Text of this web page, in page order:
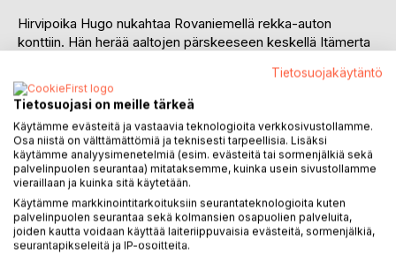
Hirvipoika Hugo nukahtaa Rovaniemellä rekka-auton
konttiin. Hän herää aaltojen pärskeeseen keskellä Itämerta
Bechersbachin pikkukaupungissa Hugo onnekseen tutustuu
Hansiin ja Horstiin, iloisiin sammakkoveljeksiin. Mutta kuinka
päästä takaisin kotiin? Ei ole helppoa olla eksynyt hirvi
vieraassa maassa...
Hugo weit weg von Zuhause ist eine zweisprachige
Geschichte über die Abenteuer eines kleinen finnischen
Elchs in Deutschland.
Der junge Elch Hugo schläft in Rovaniemi im hohen Norden
Tietosuojakäytäntö
Tietosuojasi on meille tärkeä
Käytämme evästeitä ja vastaavia teknologioita verkkosivustollamme.
Osa niistä on välttämättömiä ja teknisesti tarpeellisia. Lisäksi
käytämme analyysimenetelmiä (esim. evästeitä tai sormenjälkiä sekä
palvelinpuolen seurantaa) mitataksemme, kuinka usein sivustollamme
vieraillaan ja kuinka sitä käytetään.
Käytämme markkinointitarkoituksiin seurantateknologioita kuten
palvelinpuolen seurantaa sekä kolmansien osapuolien palveluita,
joiden kautta voidaan käyttää laiteriippuvaisia evästeitä, sormenjälkiä,
seurantapikseleitä ja IP-osoitteita.